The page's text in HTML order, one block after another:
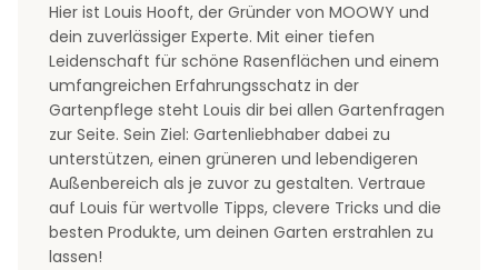
Hier ist Louis Hooft, der Gründer von MOOWY und
dein zuverlässiger Experte. Mit einer tiefen
Leidenschaft für schöne Rasenflächen und einem
umfangreichen Erfahrungsschatz in der
Gartenpflege steht Louis dir bei allen Gartenfragen
zur Seite. Sein Ziel: Gartenliebhaber dabei zu
unterstützen, einen grüneren und lebendigeren
Außenbereich als je zuvor zu gestalten. Vertraue
auf Louis für wertvolle Tipps, clevere Tricks und die
besten Produkte, um deinen Garten erstrahlen zu
lassen!